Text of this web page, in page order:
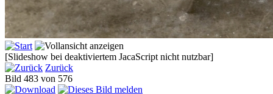
[Slideshow bei deaktiviertem JacaScript nicht nutzbar]
Zurück
Bild 483 von 576